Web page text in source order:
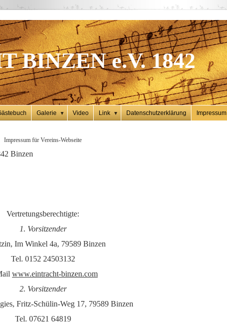
BINZEN e.V. 1842
Galerie▼ Video Link▼ Datenschutzerklärung Impressum
Impressum für Vereins-Webseite
Binzen
Vertretungsberechtigte:
1. Vorsitzender
Im Winkel 4a, 79589 Binzen
Tel. 0152 24503132
www.eintracht-binzen.com
2. Vorsitzender
Fritz-Schülin-Weg 17, 79589 Binzen
Tel. 07621 64819